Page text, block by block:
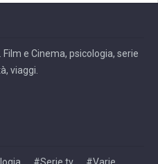
e Cinema, psicologia, serie
viaggi.